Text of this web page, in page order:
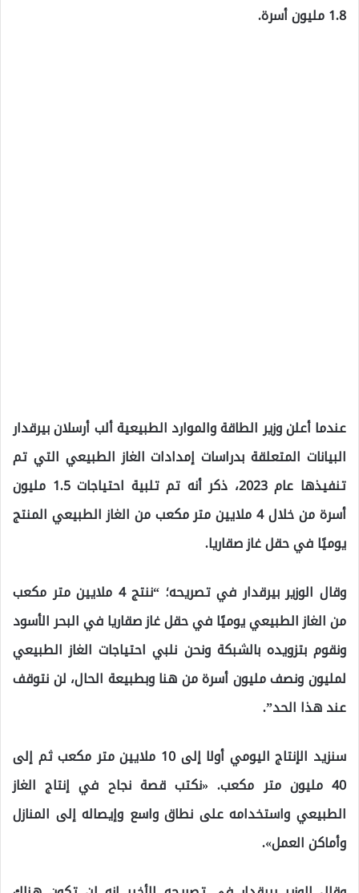
1.8 مليون أسرة.
عندما أعلن وزير الطاقة والموارد الطبيعية ألب أرسلان بيرقدار
البيانات المتعلقة بدراسات إمدادات الغاز الطبيعي التي تم
تنفيذها عام 2023، ذكر أنه تم تلبية احتياجات 1.5 مليون
أسرة من خلال 4 ملايين متر مكعب من الغاز الطبيعي المنتج
يوميًا في حقل غاز صقاريا.
وقال الوزير بيرقدار في تصريحه؛ “ننتج 4 ملايين متر مكعب
من الغاز الطبيعي يوميًا في حقل غاز صقاريا في البحر الأسود
ونقوم بتزويده بالشبكة ونحن نلبي احتياجات الغاز الطبيعي
لمليون ونصف مليون أسرة من هنا وبطبيعة الحال، لن نتوقف
عند هذا الحد”.
سنزيد الإنتاج اليومي أولا إلى 10 ملايين متر مكعب ثم إلى
40 مليون متر مكعب. «نكتب قصة نجاح في إنتاج الغاز
الطبيعي واستخدامه على نطاق واسع وإيصاله إلى المنازل
وأماكن العمل».